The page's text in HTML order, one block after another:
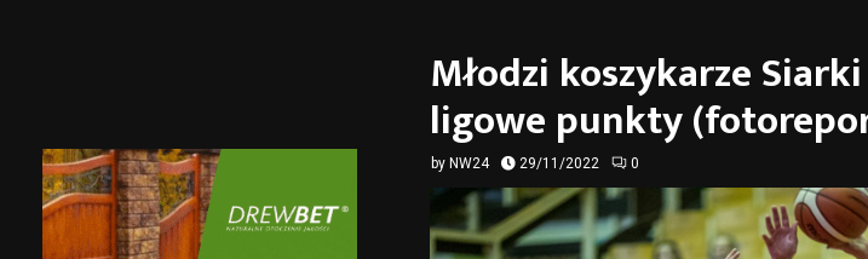
Młodzi koszykarze
ligowe punkty
by NW24 29/11/2022 0